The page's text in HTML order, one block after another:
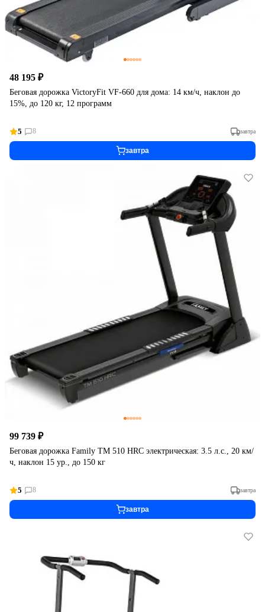
48 195 ₽
Беговая дорожка VictoryFit VF-660 для дома: 14 км/ч, наклон до
15%, до 120 кг, 12 программ
5 8 завтра
завтра
99 739 ₽
Беговая дорожка Family TM 510 HRC электрическая: 3.5 л.с., 20 км/
ч, наклон 15 ур., до 150 кг
5 8 завтра
завтра